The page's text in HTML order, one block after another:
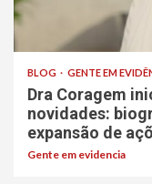
BLOG GENTE EM
Dra Coragem
novidades:
expansão de
Gente em evidencia